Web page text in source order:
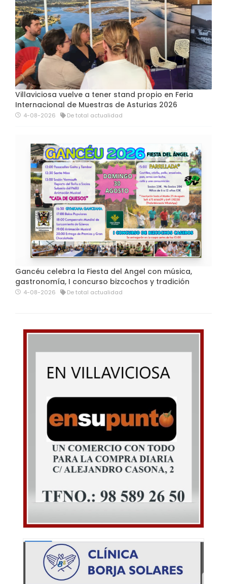
Villaviciosa vuelve a tener stand propio en Feria
Internacional de Muestras de Asturias 2026
4-08-2026 De total actualidad
Gancéu celebra la Fiesta del Angel con música,
gastronomía, I concurso bizcochos y tradición
4-08-2026 De total actualidad